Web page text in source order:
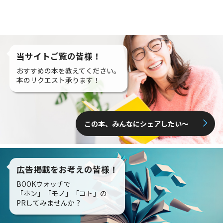
当サイトご覧の皆様！
おすすめの本を教えてください。
本のリクエスト承ります！
この本、みんなにシェアしたい〜
広告掲載をお考えの皆様！
BOOKウォッチで
「ホン」「モノ」「コト」の
PRしてみませんか？